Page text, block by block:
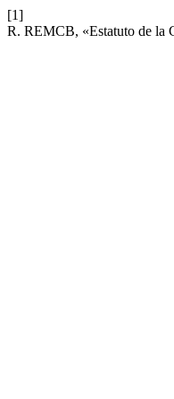
[1]
R. REMCB, «Estatuto de la